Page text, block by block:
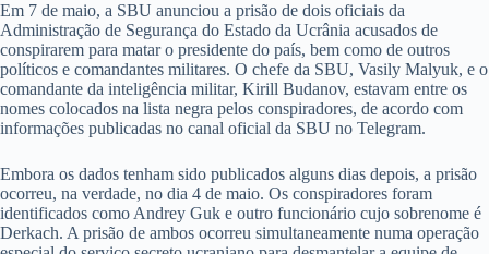
Em 7 de maio, a SBU anunciou a prisão de dois oficiais da
Administração de Segurança do Estado da Ucrânia acusados ​​de
conspirarem para matar o presidente do país, bem como de outros
políticos e comandantes militares. O chefe da SBU, Vasily Malyuk, e o
comandante da inteligência militar, Kirill Budanov, estavam entre os
nomes colocados na lista negra pelos conspiradores, de acordo com
informações publicadas no canal oficial da SBU no Telegram.
Embora os dados tenham sido publicados alguns dias depois, a prisão
ocorreu, na verdade, no dia 4 de maio. Os conspiradores foram
identificados como Andrey Guk e outro funcionário cujo sobrenome é
Derkach. A prisão de ambos ocorreu simultaneamente numa operação